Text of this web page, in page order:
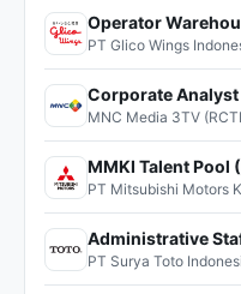
Operator
PT Glico Wings
Corporate Analyst
MNC Media 3TV
PT Mitsubishi Motors
Administrative
PT Surya Toto